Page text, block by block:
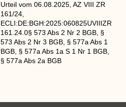
Urteil vom 06.08.2025, AZ VIII ZR
161/24,
ECLI:DE:BGH:2025:060825UVIIIZR
161.24.0§ 573 Abs 2 Nr 2 BGB, §
573 Abs 2 Nr 3 BGB, § 577a Abs 1
BGB, § 577a Abs 1a S 1 Nr 1 BGB,
§ 577a Abs 2a BGB